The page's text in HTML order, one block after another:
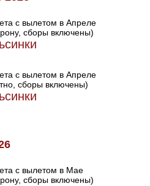
с вылетом в Апреле
сборы включены)
с вылетом в Апреле
сборы включены)
с вылетом в Мае
сборы включены)